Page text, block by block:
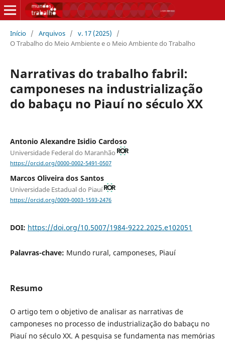
Início / Arquivos / v. 17 (2025)
/
O Trabalho do Meio Ambiente e o Meio Ambiente do Trabalho
Narrativas do trabalho fabril:
camponeses na industrialização
do babaçu no Piauí no século XX
Antonio Alexandre Isidio Cardoso
Universidade Federal do Maranhão
https://orcid.org/0000-0002-5491-0507
Marcos Oliveira dos Santos
Universidade Estadual do Piauí
https://orcid.org/0009-0003-1593-2476
DOI: https://doi.org/10.5007/1984-9222.2025.e102051
Palavras-chave: Mundo rural, camponeses, Piauí
Resumo
O artigo tem o objetivo de analisar as narrativas de
camponeses no processo de industrialização do babaçu no
Piauí no século XX. A pesquisa se fundamenta nas memórias